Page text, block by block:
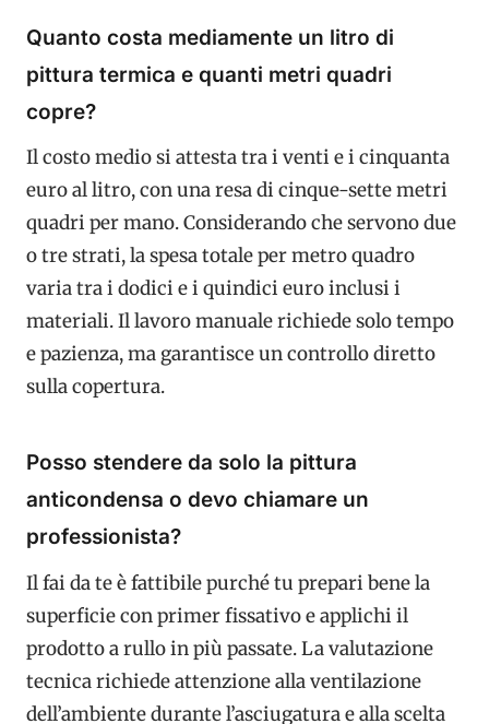
Quanto costa mediamente un litro di
pittura termica e quanti metri quadri
copre?
Il costo medio si attesta tra i venti e i cinquanta
euro al litro, con una resa di cinque-sette metri
quadri per mano. Considerando che servono due
o tre strati, la spesa totale per metro quadro
varia tra i dodici e i quindici euro inclusi i
materiali. Il lavoro manuale richiede solo tempo
e pazienza, ma garantisce un controllo diretto
sulla copertura.
Posso stendere da solo la pittura
anticondensa o devo chiamare un
professionista?
Il fai da te è fattibile purché tu prepari bene la
superficie con primer fissativo e applichi il
prodotto a rullo in più passate. La valutazione
tecnica richiede attenzione alla ventilazione
dell’ambiente durante l’asciugatura e alla scelta